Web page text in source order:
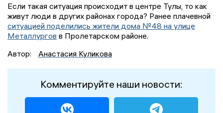
Если такая ситуация происходит в центре Тулы, то как
живут люди в других районах города? Ранее плачевной
ситуацией поделились жители дома №48 на улице
Металлургов в Пролетарском районе.
Автор:
Анастасия Куликова
Комментируйте наши новости: